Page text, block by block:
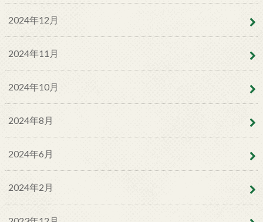
2024年12月
2024年11月
2024年10月
2024年8月
2024年6月
2024年2月